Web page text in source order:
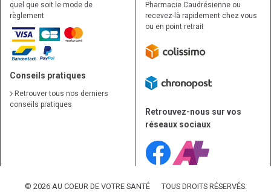
quel que soit le mode de
règlement
Conseils pratiques
Retrouver tous nos derniers
conseils pratiques
Pharmacie Caudrésienne ou
recevez-là rapidement chez vous
ou en point retrait
Retrouvez-nous sur vos
réseaux sociaux
© 2026 AU COEUR DE VOTRE SANTÉ TOUS DROITS RÉSERVÉS.